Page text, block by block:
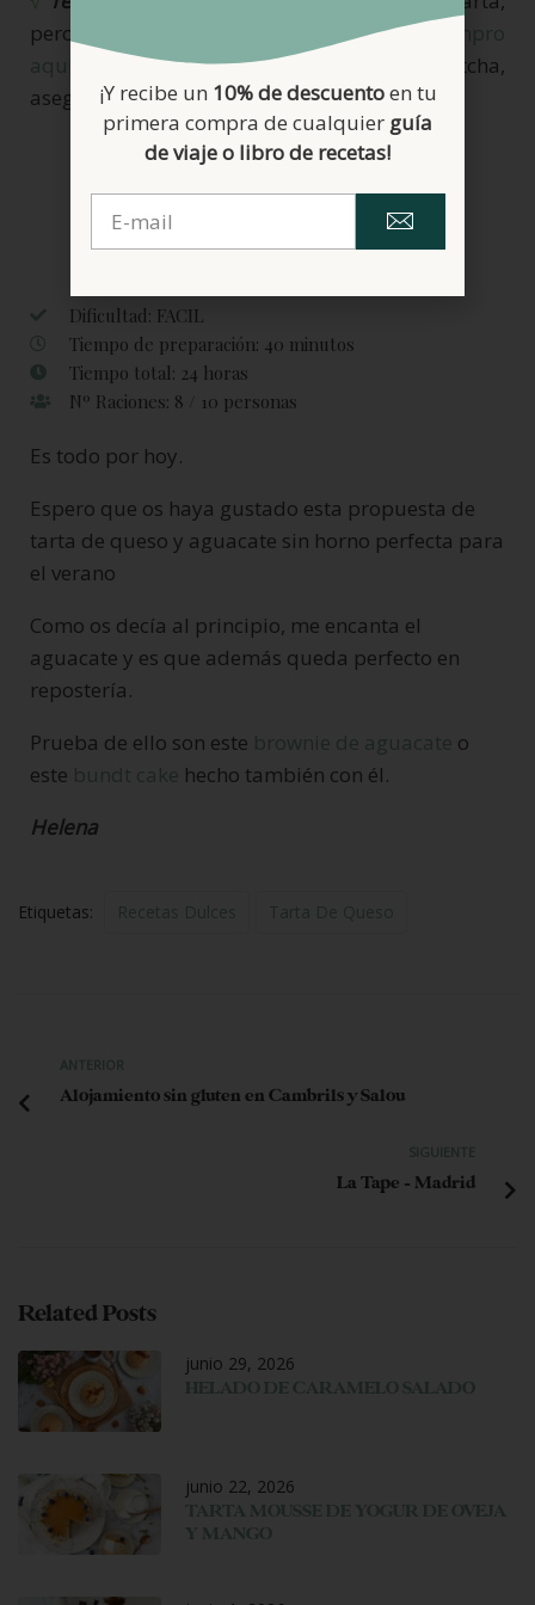
pero si no tenéis, es prescindible.Yo lo compro
aquí
. Por cierto, cuando compréis té matcha,
aseguraos de que es sin gluten.
Dificultad: FACIL
Tiempo de preparación: 40 minutos
Tiempo total: 24 horas
Nº Raciones: 8 / 10 personas
Es todo por hoy.
Espero que os haya gustado esta propuesta de
tarta de queso y aguacate sin horno perfecta para
el verano
Como os decía al principio, me encanta el
aguacate y es que además queda perfecto en
repostería.
Prueba de ello son este brownie de aguacate o
este bundt cake hecho también con él.
Helena
Etiquetas: Recetas Dulces Tarta De Queso
ANTERIOR
Alojamiento sin gluten en Cambrils y Salou
SIGUIENTE
La Tape – Madrid
Related Posts
junio 29, 2026
HELADO DE CARAMELO SALADO
junio 22, 2026
TARTA MOUSSE DE YOGUR DE OVEJA
Y MANGO
¡Y recibe un 10% de descuentoen tu
primera compra de cualquier guía
de viaje o libro de recetas!